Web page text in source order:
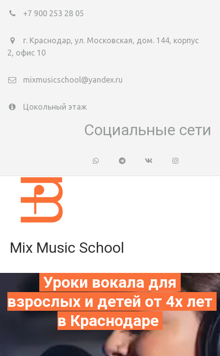
+7 900 253 28 05
г. Краснодар, ул. Московская, дом. 144, корпус
2, офис 10
mixmusicschool@yandex.ru
Цокольный этаж
Социальные сети
Mix Music School
взрослых и детей от 4х лет
в Краснодаре